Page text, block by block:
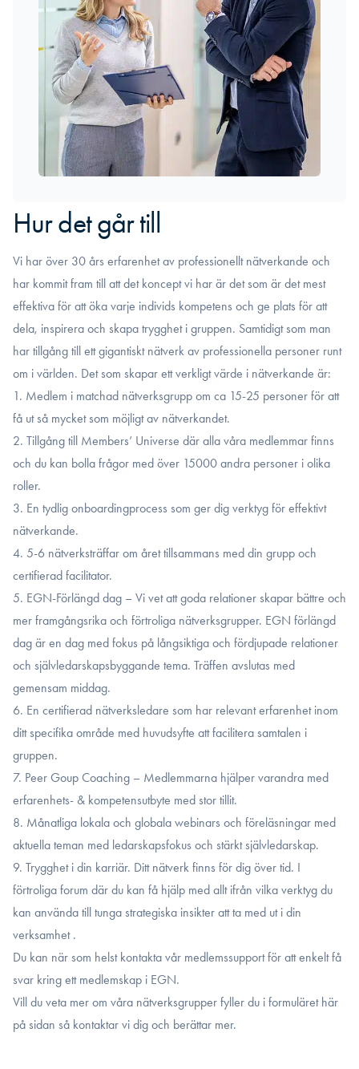
Hur det går till
Vi har över 30 års erfarenhet av professionellt nätverkande och
har kommit fram till att det koncept vi har är det som är det mest
effektiva för att öka varje individs kompetens och ge plats för att
dela, inspirera och skapa trygghet i gruppen. Samtidigt som man
har tillgång till ett gigantiskt nätverk av professionella personer runt
om i världen. Det som skapar ett verkligt värde i nätverkande är:
1. Medlem i matchad nätverksgrupp om ca 15-25 personer för att
få ut så mycket som möjligt av nätverkandet.
2. Tillgång till Members’ Universe där alla våra medlemmar finns
och du kan bolla frågor med över 15000 andra personer i olika
roller.
3. En tydlig onboardingprocess som ger dig verktyg för effektivt
nätverkande.
4. 5-6 nätverksträffar om året tillsammans med din grupp och
certifierad facilitator.
5. EGN-Förlängd dag – Vi vet att goda relationer skapar bättre och
mer framgångsrika och förtroliga nätverksgrupper. EGN förlängd
dag är en dag med fokus på långsiktiga och fördjupade relationer
och självledarskapsbyggande tema. Träffen avslutas med
gemensam middag.
6. En certifierad nätverksledare som har relevant erfarenhet inom
ditt specifika område med huvudsyfte att facilitera samtalen i
gruppen.
7. Peer Goup Coaching – Medlemmarna hjälper varandra med
erfarenhets- & kompetensutbyte med stor tillit.
8. Månatliga lokala och globala webinars och föreläsningar med
aktuella teman med ledarskapsfokus och stärkt självledarskap.
9. Trygghet i din karriär. Ditt nätverk finns för dig över tid. I
förtroliga forum där du kan få hjälp med allt ifrån vilka verktyg du
kan använda till tunga strategiska insikter att ta med ut i din
verksamhet .
Du kan när som helst kontakta vår medlemssupport för att enkelt få
svar kring ett medlemskap i EGN.
Vill du veta mer om våra nätverksgrupper fyller du i formuläret här
på sidan så kontaktar vi dig och berättar mer.